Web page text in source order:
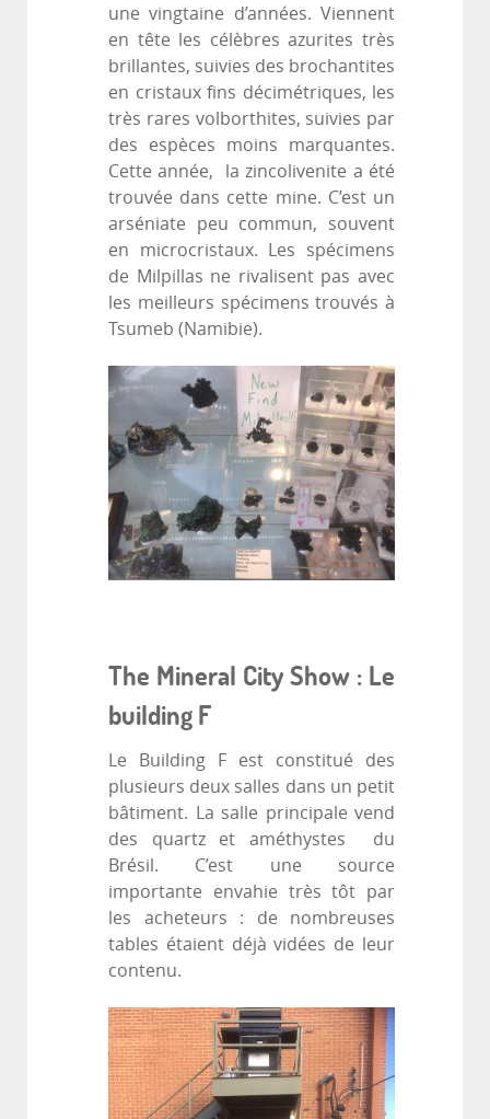
une vingtaine d’années. Viennent
en tête les célèbres azurites très
brillantes, suivies des brochantites
en cristaux fins décimétriques, les
très rares volborthites, suivies par
des espèces moins marquantes.
Cette année, la zincolivenite a été
trouvée dans cette mine. C’est un
arséniate peu commun, souvent
en microcristaux. Les spécimens
de Milpillas ne rivalisent pas avec
les meilleurs spécimens trouvés à
Tsumeb (Namibie).
The Mineral City Show : Le
building F
Le Building F est constitué des
plusieurs deux salles dans un petit
bâtiment. La salle principale vend
des quartz et améthystes du
Brésil. C’est une source
importante envahie très tôt par
les acheteurs : de nombreuses
tables étaient déjà vidées de leur
contenu.